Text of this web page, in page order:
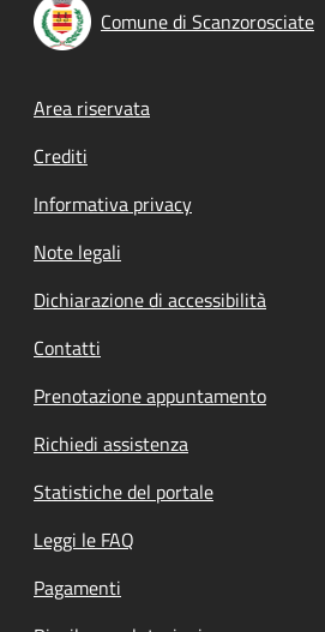
Comune di Scanzorosciate
Footer menu
Area riservata
Crediti
Informativa privacy
Note legali
Dichiarazione di accessibilità
Contatti
Prenotazione appuntamento
Richiedi assistenza
Statistiche del portale
Leggi le FAQ
Pagamenti